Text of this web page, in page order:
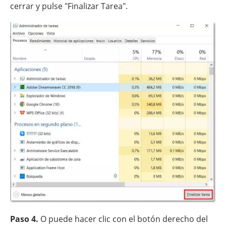
cerrar y pulse "Finalizar Tarea".
Paso 4. O puede hacer clic con el botón derecho del